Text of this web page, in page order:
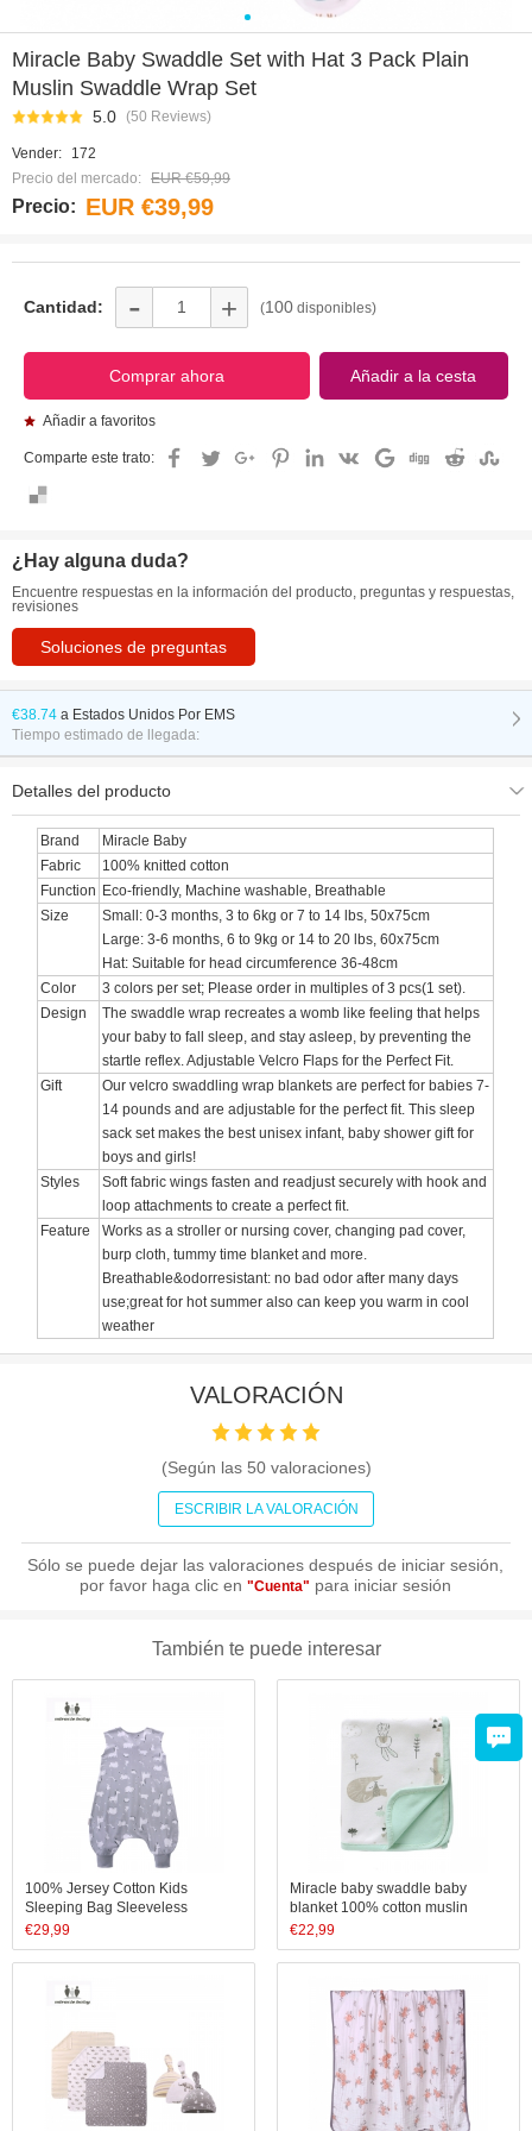
Miracle Baby Swaddle Set with Hat 3 Pack Plain
Muslin Swaddle Wrap Set
5.0 (50 Reviews)
Vender:
172
Precio del mercado: EUR €59,99
Precio: EUR €39,99
Cantidad: - + (100 disponibles)
Añadir a favoritos
Comparte este trato:
¿Hay alguna duda?
Encuentre respuestas en la información del producto, preguntas y respuestas,
revisiones
Soluciones de preguntas
€38.74 a Estados Unidos Por EMS
Tiempo estimado de llegada:
Detalles del producto
Brand
Miracle Baby
Fabric
100% knitted cotton
Function Eco-friendly, Machine washable, Breathable
Size
Small: 0-3 months, 3 to 6kg or 7 to 14 lbs, 50x75cm
Large: 3-6 months, 6 to 9kg or 14 to 20 lbs, 60x75cm
Hat: Suitable for head circumference 36-48cm
Color
3 colors per set; Please order in multiples of 3 pcs(1 set).
Design
The swaddle wrap recreates a womb like feeling that helps
your baby to fall sleep, and stay asleep, by preventing the
startle reflex. Adjustable Velcro Flaps for the Perfect Fit.
Gift
Our velcro swaddling wrap blankets are perfect for babies 7-
14 pounds and are adjustable for the perfect fit. This sleep
sack set makes the best unisex infant, baby shower gift for
boys and girls!
Styles
Soft fabric wings fasten and readjust securely with hook and
loop attachments to create a perfect fit.
Feature
Works as a stroller or nursing cover, changing pad cover,
burp cloth, tummy time blanket and more.
Breathable&odorresistant: no bad odor after many days
use;great for hot summer also can keep you warm in cool
weather
VALORACIÓN
(Según las 50valoraciones)
ESCRIBIR LA VALORACIÓN
Sólo se puede dejar las valoraciones después de iniciar sesión,
por favor haga clic en"Cuenta" para iniciar sesión
También te puede interesar
100% Jersey Cotton Kids
Sleeping Bag Sleeveless
Children Sleeping Sack with
Zipper Newborn Wearable
Knitted Baby Sleeping Bag
€29,99
Miracle baby swaddle baby
blanket 100% cotton muslin
swaddle blankets double layer
muslin swaddle blanket
€22,99